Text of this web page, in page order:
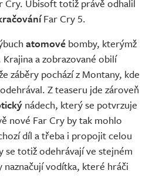
Cry. Ubisoft totiž právě odhalil
Far Cry 5.
atomové bomby, kterýmž
a zobrazované obilí
záběry pochází z Montany, kde
Z teaseru jde zároveň
nádech, který se potvrzuje
nové Far Cry by tak mohlo
díl a třeba i propojit celou
se totiž odehrávají ve stejném
vodítka, které hráči